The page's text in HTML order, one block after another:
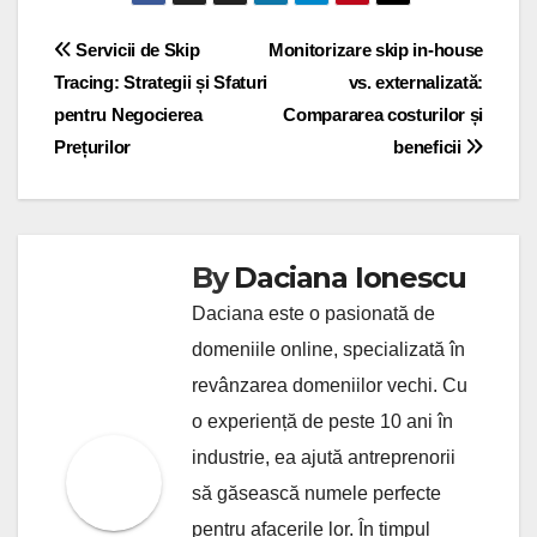
Post
navigation
Monitorizare skip in-house
vs. externalizată:
Compararea costurilor și
beneficii
Servicii de Skip
Tracing: Strategii și Sfaturi
pentru Negocierea
Prețurilor
ByDaciana Ionescu
Daciana este o pasionată de
domeniile online, specializată în
revânzarea domeniilor vechi. Cu
o experiență de peste 10 ani în
industrie, ea ajută antreprenorii
să găsească numele perfecte
pentru afacerile lor. În timpul